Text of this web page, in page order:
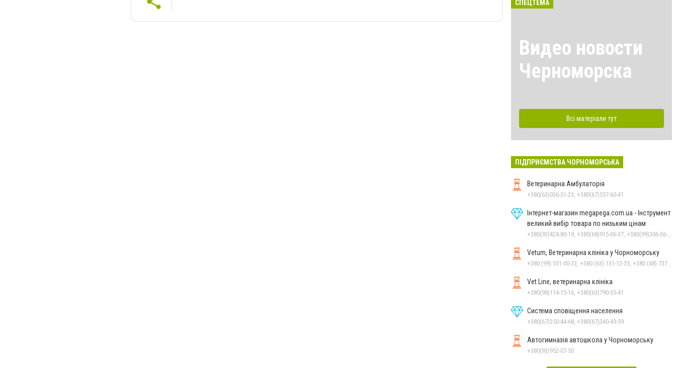
СПЕЦТЕМА
Видео новости
Черноморска
Всі матеріали тут
ПІДПРИЄМСТВА ЧОРНОМОРСЬКА
Ветеринарна Амбулаторія
+380(63)036-31-23, +380(67)557-60-41
Інтернет-магазин megapega.com.ua - Інструмент
великий вибір товара по низьким цінам
Vetum, Ветеринарна клініка у Чорноморську
Vet Line, ветеринарна клініка
+380(98)114-15-16, +380(63)790-55-41
Система сповіщення населення
+380(67)350-44-68, +380(67)340-49-59
Автогимназія автошкола у Чорноморську
+380(93)952-07-50